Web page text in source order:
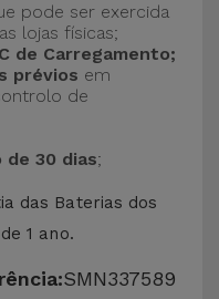
pode ser exercida
lojas físicas;
de Carregamento;
prévios em
de
de 30 dias;
das Baterias dos
1 ano.
SMN337589